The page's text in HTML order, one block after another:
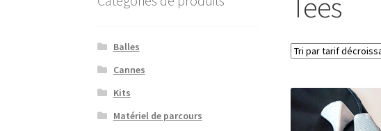
Balles
Cannes
Kits
Matériel de parcours